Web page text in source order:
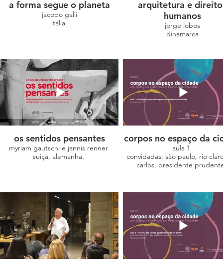
a forma segue o planeta
jacopo galli
itália
os sentidos pensantes
myriam gautschi e jannis renner
suiça, alemanha.
arquitetura e
humanos
jorge lobos
dinamarca
corpos no espaço da
aula 1
convidadas: são paulo, rio
carlos, presidente